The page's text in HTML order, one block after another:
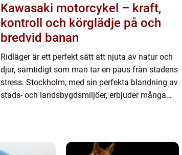
Kawasaki motorcykel – kraft,
kontroll och körglädje på och
bredvid banan
Ridläger är ett perfekt sätt att njuta av natur och
djur, samtidigt som man tar en paus från stadens
stress. Stockholm, med sin perfekta blandning av
stads- och landsbygdsmiljöer, erbjuder många